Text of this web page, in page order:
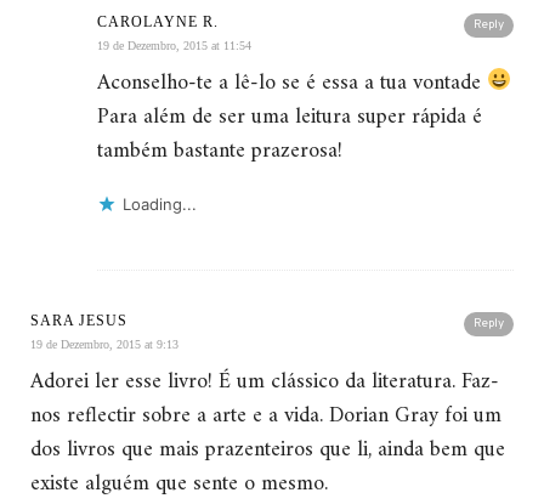
Reply
CAROLAYNE R.
19 de Dezembro, 2015 at 11:54
Aconselho-te a lê-lo se é essa a tua vontade
Para além de ser uma leitura super rápida é
também bastante prazerosa!
Loading...
Reply
SARA JESUS
19 de Dezembro, 2015 at 9:13
Adorei ler esse livro! É um clássico da literatura. Faz-
nos reflectir sobre a arte e a vida. Dorian Gray foi um
dos livros que mais prazenteiros que li, ainda bem que
existe alguém que sente o mesmo.